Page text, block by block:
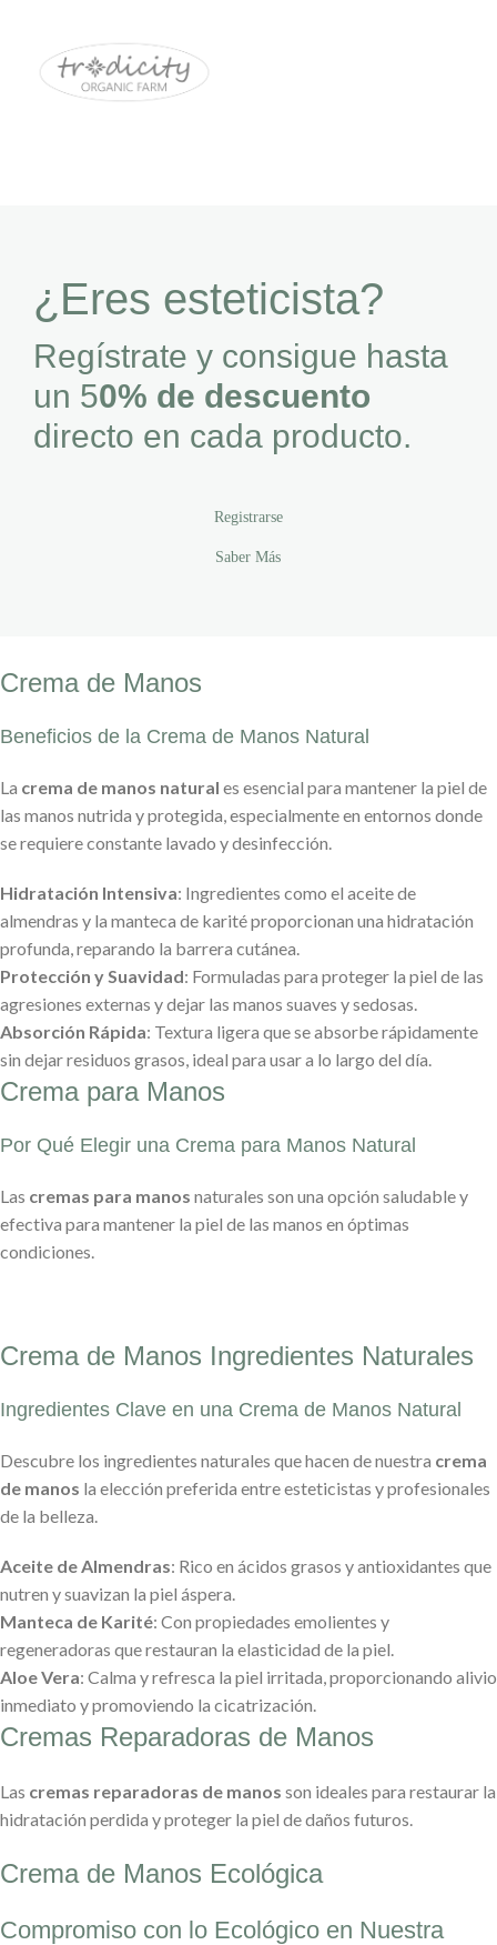
¿Eres esteticista?
Regístrate y consigue hasta
un 50% de descuento
directo en cada producto.
Registrarse
Saber Más
Crema de Manos
Beneficios de la Crema de Manos Natural
La crema de manos natural es esencial para mantener la piel de
las manos nutrida y protegida, especialmente en entornos donde
se requiere constante lavado y desinfección.
Hidratación Intensiva: Ingredientes como el aceite de
almendras y la manteca de karité proporcionan una hidratación
profunda, reparando la barrera cutánea.
Protección y Suavidad: Formuladas para proteger la piel de las
agresiones externas y dejar las manos suaves y sedosas.
Absorción Rápida: Textura ligera que se absorbe rápidamente
sin dejar residuos grasos, ideal para usar a lo largo del día.
Crema para Manos
Por Qué Elegir una Crema para Manos Natural
Las cremas para manos naturales son una opción saludable y
efectiva para mantener la piel de las manos en óptimas
condiciones.
Crema de Manos Ingredientes Naturales
Ingredientes Clave en una Crema de Manos Natural
Descubre los ingredientes naturales que hacen de nuestra crema
de manos la elección preferida entre esteticistas y profesionales
de la belleza.
Aceite de Almendras: Rico en ácidos grasos y antioxidantes que
nutren y suavizan la piel áspera.
Manteca de Karité: Con propiedades emolientes y
regeneradoras que restauran la elasticidad de la piel.
Aloe Vera: Calma y refresca la piel irritada, proporcionando alivio
inmediato y promoviendo la cicatrización.
Cremas Reparadoras de Manos
Las cremas reparadoras de manos son ideales para restaurar la
hidratación perdida y proteger la piel de daños futuros.
Crema de Manos Ecológica
Compromiso con lo Ecológico en Nuestra